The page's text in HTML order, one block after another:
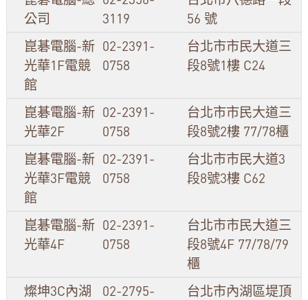
公司
3119
56 號
崑碁電腦-新
光華1F電競
館
02-2391-
0758
台北市市民大道三
段8號1樓 C24
崑碁電腦-新
光華2F
02-2391-
0758
台北市市民大道三
段8號2樓 77/78櫃
崑碁電腦-新
光華3F電競
館
02-2391-
0758
台北市市民大道3
段8號3樓 C62
崑碁電腦-新
光華4F
02-2391-
0758
台北市市民大道三
段8號4F 77/78/79
櫃
燦坤3C內湖
02-2795-
台北市內湖區堤頂